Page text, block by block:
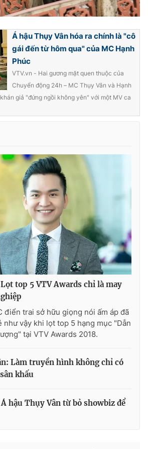
Á hậu Thụy Vân hóa ra chính là "cô
gái đến từ hôm qua" của MC Hạnh
Phúc
VTV.vn - Hai gương mặt quen thuộc của
Chuyển động 24h – MC Thụy Vân và Hạnh
giả "đứng ngồi không yên" với một MV ca
top 5 VTV Awards chỉ là may
điển trai sở hữu giọng nói ấm áp đã
như vậy khi lọt top 5 hạng mục "Dẫn
tại VTV Awards 2018.
Làm truyền hình không chỉ có
khấu
hậu Thụy Vân từ bỏ showbiz để